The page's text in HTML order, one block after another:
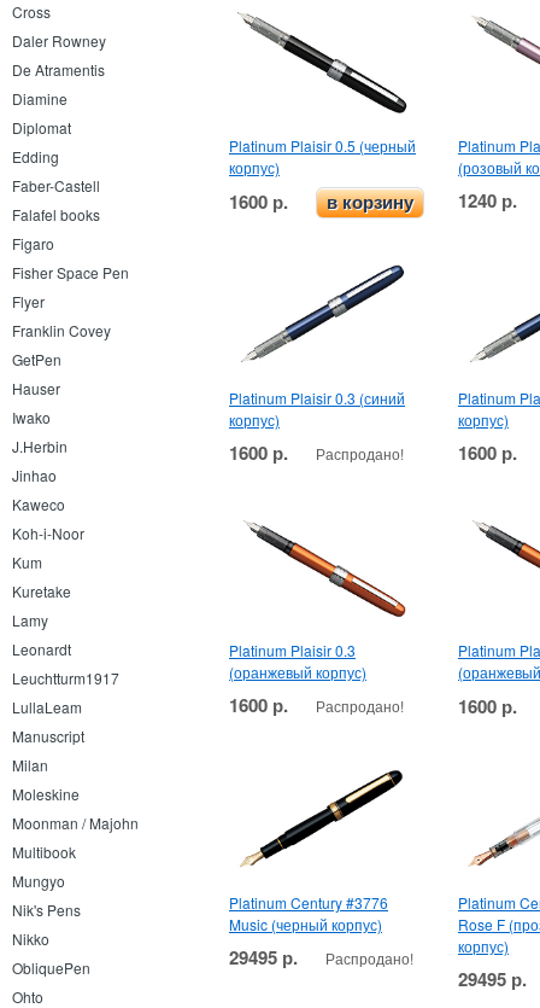
Cross
Daler Rowney
De Atramentis
Diamine
Diplomat
Edding
Faber-Castell
Falafel books
Figaro
Fisher Space Pen
Flyer
Franklin Covey
GetPen
Hauser
Iwako
J.Herbin
Jinhao
Kaweco
Koh-i-Noor
Kum
Kuretake
Lamy
Leonardt
Leuchtturm1917
LullaLeam
Manuscript
Milan
Moleskine
Moonman / Majohn
Multibook
Mungyo
Nik's Pens
Nikko
ObliquePen
Ohto
Platinum Plaisir 0.5 (черный
корпус)
1600 р. в корзину
Platinum
(розовый
1240 р.
Platinum Plaisir 0.3 (синий
корпус)
1600 р. Распродано!
Platinum
корпус)
1600 р.
Platinum Plaisir 0.3
(оранжевый корпус)
1600 р. Распродано!
Platinum
1600 р.
Platinum Century #3776
Music (черный корпус)
29495 р. Распродано!
Platinum
Rose F
корпус)
29495 р.